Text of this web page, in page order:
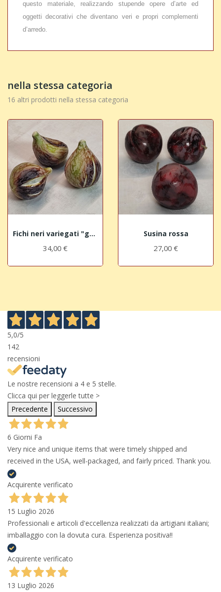
questo materiale, realizzando stupende opere d’arte ed
oggetti decorativi che diventano veri e propri complementi
d’arredo.
nella stessa categoria
16 altri prodotti nella stessa categoria
Fichi neri variegati "grandi"
34,00 €
Susina rossa
27,00 €
5,0/5
142
recensioni
Le nostre recensioni a 4 e 5 stelle.
Clicca qui per leggerle tutte >
Precedente
Successivo
6 Giorni Fa
Very nice and unique items that were timely shipped and
received in the USA, well-packaged, and fairly priced. Thank you.
Acquirente verificato
15 Luglio 2026
Professionali e articoli d'eccellenza realizzati da artigiani italiani;
imballaggio con la dovuta cura. Esperienza positiva!!
Acquirente verificato
13 Luglio 2026